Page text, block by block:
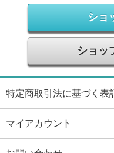
ショ
ショッ
特定商取引法に基づく表
マイアカウント